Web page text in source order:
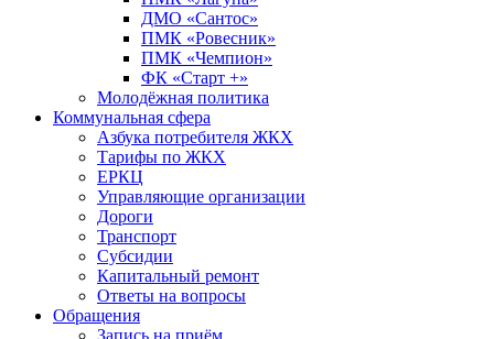
ДМО «Сантос»
ПМК «Ровесник»
ПМК «Чемпион»
ФК «Старт +»
Молодёжная политика
Коммунальная сфера
Азбука потребителя ЖКХ
Тарифы по ЖКХ
ЕРКЦ
Управляющие организации
Дороги
Транспорт
Субсидии
Капитальный ремонт
Ответы на вопросы
Обращения